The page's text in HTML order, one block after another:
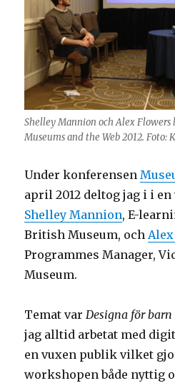
Shelley Mannion och Alex Flowers
Museums and the Web 2012. Foto:
Under konferensen
april 2012 deltog jag i i
Shelley Mannion, E-
British Museum, och
Programmes Manager,
Museum.
Temat varDesigna för
jag alltid arbetat med
en vuxen publik vilket
workshopen både nyttig